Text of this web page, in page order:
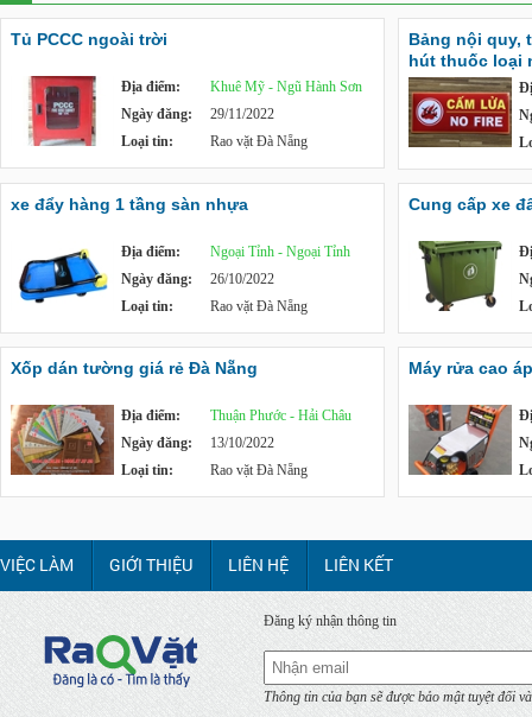
Tủ PCCC ngoài trời
Địa điểm:
Khuê Mỹ - Ngũ Hành Sơn
Ngày đăng:
29/11/2022
Loại tin:
Rao vặt Đà Nẵng
Bảng nội quy,
hút thuốc loại
xe đẩy hàng 1 tầng sàn nhựa
Địa điểm:
Ngoại Tỉnh - Ngoại Tỉnh
Ngày đăng:
26/10/2022
Loại tin:
Rao vặt Đà Nẵng
Cung cấp xe
Xốp dán tường giá rẻ Đà Nẵng
Địa điểm:
Thuận Phước - Hải Châu
Ngày đăng:
13/10/2022
Loại tin:
Rao vặt Đà Nẵng
Máy rửa cao
VIỆC LÀM GIỚI THIỆU LIÊN HỆ LIÊN KẾT
Đăng ký nhận thông tin
Thông tin của bạn sẽ được bảo mật tuyệt đối